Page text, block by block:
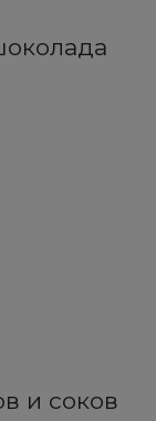
и соков